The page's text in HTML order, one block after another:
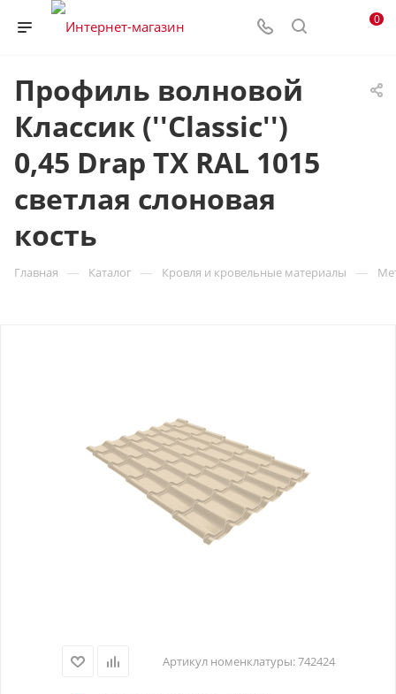
0
Профиль волновой
Классик (''Classic'')
0,45 Drap TX RAL 1015
светлая слоновая
кость
Главная — Каталог — Кровля и кровельные материалы —
Артикул номенклатуры:742424